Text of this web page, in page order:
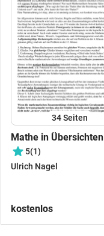
34Seiten
Mathe in Übersichten
5(1)
Ulrich Nagel
kostenlos